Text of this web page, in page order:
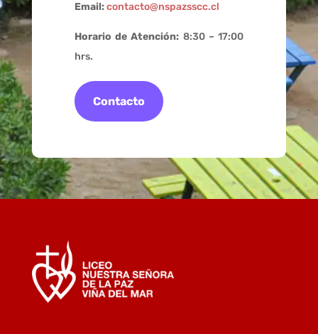
Email:contacto@nspazsscc.cl
Horario de Atención: 8:30 – 17:00
hrs.
Contacto